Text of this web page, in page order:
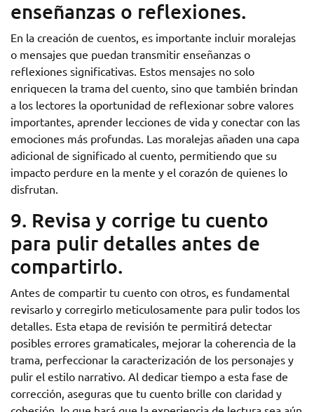
enseñanzas o reflexiones.
En la creación de cuentos, es importante incluir moralejas
o mensajes que puedan transmitir enseñanzas o
reflexiones significativas. Estos mensajes no solo
enriquecen la trama del cuento, sino que también brindan
a los lectores la oportunidad de reflexionar sobre valores
importantes, aprender lecciones de vida y conectar con las
emociones más profundas. Las moralejas añaden una capa
adicional de significado al cuento, permitiendo que su
impacto perdure en la mente y el corazón de quienes lo
disfrutan.
9. Revisa y corrige tu cuento
para pulir detalles antes de
compartirlo.
Antes de compartir tu cuento con otros, es fundamental
revisarlo y corregirlo meticulosamente para pulir todos los
detalles. Esta etapa de revisión te permitirá detectar
posibles errores gramaticales, mejorar la coherencia de la
trama, perfeccionar la caracterización de los personajes y
pulir el estilo narrativo. Al dedicar tiempo a esta fase de
corrección, aseguras que tu cuento brille con claridad y